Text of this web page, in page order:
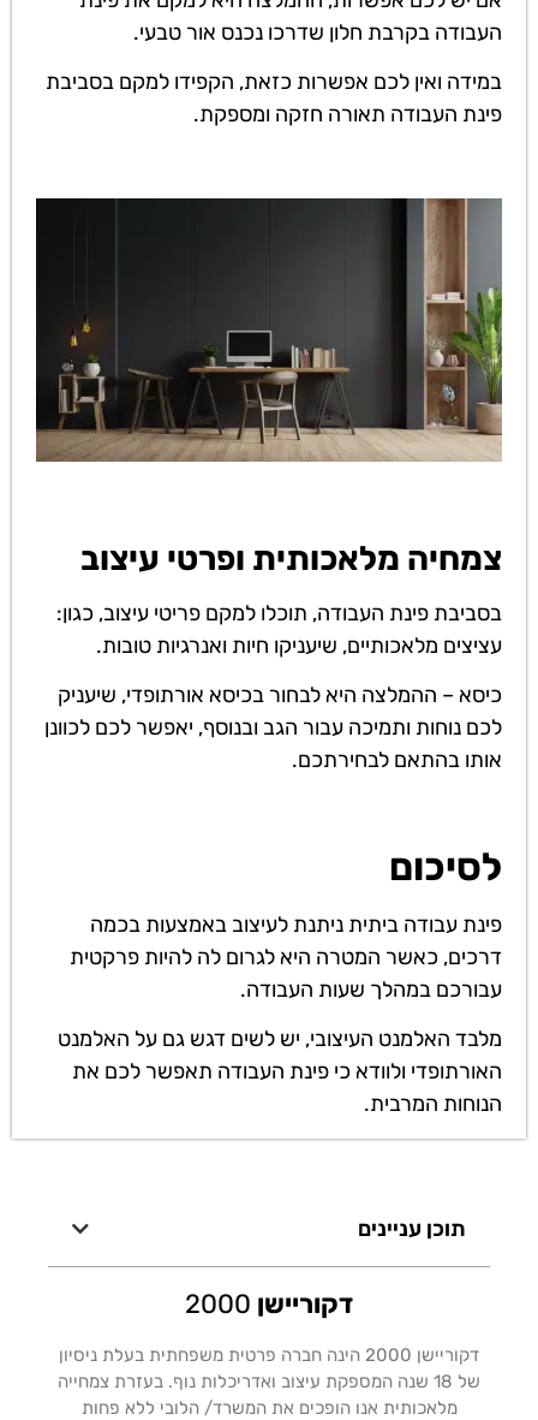
העבודה בקרבת חלון שדרכו נכנס אור טבעי.
במידה ואין לכם אפשרות כזאת, הקפידו למקם בסביבת
פינת העבודה תאורה חזקה ומספקת.
צמחיה מלאכותית ופרטי עיצוב
בסביבת פינת העבודה, תוכלו למקם פריטי עיצוב, כגון:
עציצים מלאכותיים, שיעניקו חיות ואנרגיות טובות.
כיסא – ההמלצה היא לבחור בכיסא אורתופדי, שיעניק
לכם נוחות ותמיכה עבור הגב ובנוסף, יאפשר לכם לכוונן
אותו בהתאם לבחירתכם.
לסיכום
פינת עבודה ביתית ניתנת לעיצוב באמצעות בכמה
דרכים, כאשר המטרה היא לגרום לה להיות פרקטית
עבורכם במהלך שעות העבודה.
מלבד האלמנט העיצובי, יש לשים דגש גם על האלמנט
האורתופדי ולוודא כי פינת העבודה תאפשר לכם את
הנוחות המרבית.
תוכן עניינים
דקוריישן 2000
דקוריישן 2000 הינה חברה פרטית משפחתית בעלת ניסיון
של 18 שנה המספקת עיצוב ואדריכלות נוף. בעזרת צמחייה
מלאכותית אנו הופכים את המשרד/ הלובי ללא פחות